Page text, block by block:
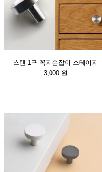
스텐 1구 꼭지손잡이 스테이지
3,000 원